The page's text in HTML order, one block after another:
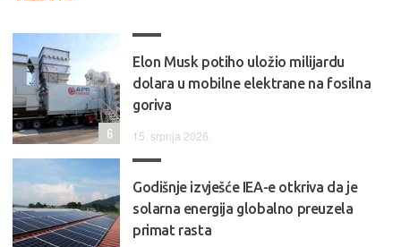
Elon Musk potiho uložio milijardu
dolara u mobilne elektrane na fosilna
goriva
15. srpnja 2026.
6
Godišnje izvješće IEA-e otkriva da je
solarna energija globalno preuzela
primat rasta